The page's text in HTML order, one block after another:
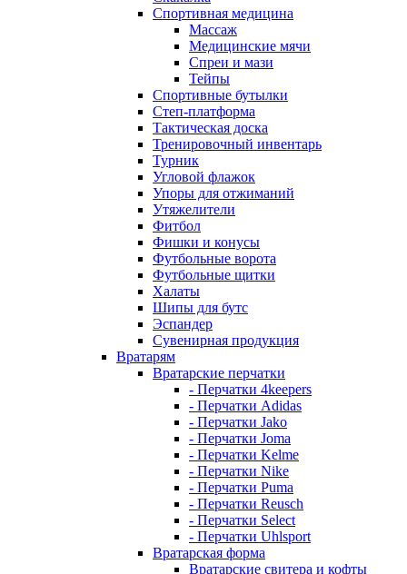
Спортивная медицина
Массаж
Медицинские мячи
Спреи и мази
Тейпы
Спортивные бутылки
Степ-платформа
Тактическая доска
Тренировочный инвентарь
Турник
Угловой флажок
Упоры для отжиманий
Утяжелители
Фитбол
Фишки и конусы
Футбольные ворота
Футбольные щитки
Халаты
Шипы для бутс
Эспандер
Сувенирная продукция
Вратарям
Вратарские перчатки
- Перчатки 4keepers
- Перчатки Adidas
- Перчатки Jako
- Перчатки Joma
- Перчатки Kelme
- Перчатки Nike
- Перчатки Puma
- Перчатки Reusch
- Перчатки Select
- Перчатки Uhlsport
Вратарская форма
Вратарские свитера и кофты